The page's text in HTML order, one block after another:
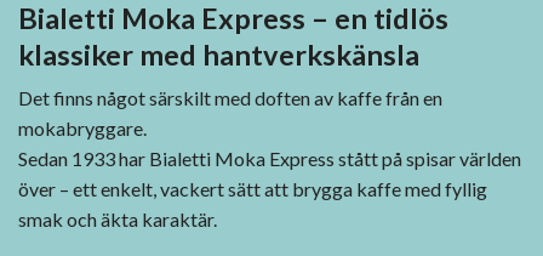
Bialetti Moka Express – en tidlös
klassiker med hantverkskänsla
Det finns något särskilt med doften av kaffe från en
mokabryggare.
Sedan 1933 har Bialetti Moka Express stått på spisar världen
över – ett enkelt, vackert sätt att brygga kaffe med fyllig
smak och äkta karaktär.